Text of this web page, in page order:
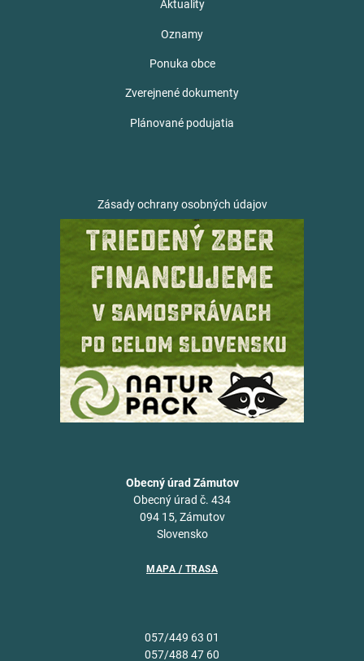
Aktuality
Oznamy
Ponuka obce
Zverejnené dokumenty
Plánované podujatia
Zásady ochrany osobných údajov
Obecný úrad Zámutov
Obecný úrad č. 434
094 15, Zámutov
Slovensko
MAPA / TRASA
057/449 63 01
057/488 47 60